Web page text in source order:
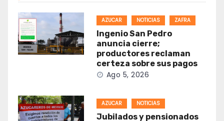
AZUCAR NOTICIAS ZAFRA
Ingenio San Pedro
anuncia cierre;
productores reclaman
certeza sobre sus pagos
Ago 5, 2026
AZUCAR NOTICIAS
Jubilados y pensionados